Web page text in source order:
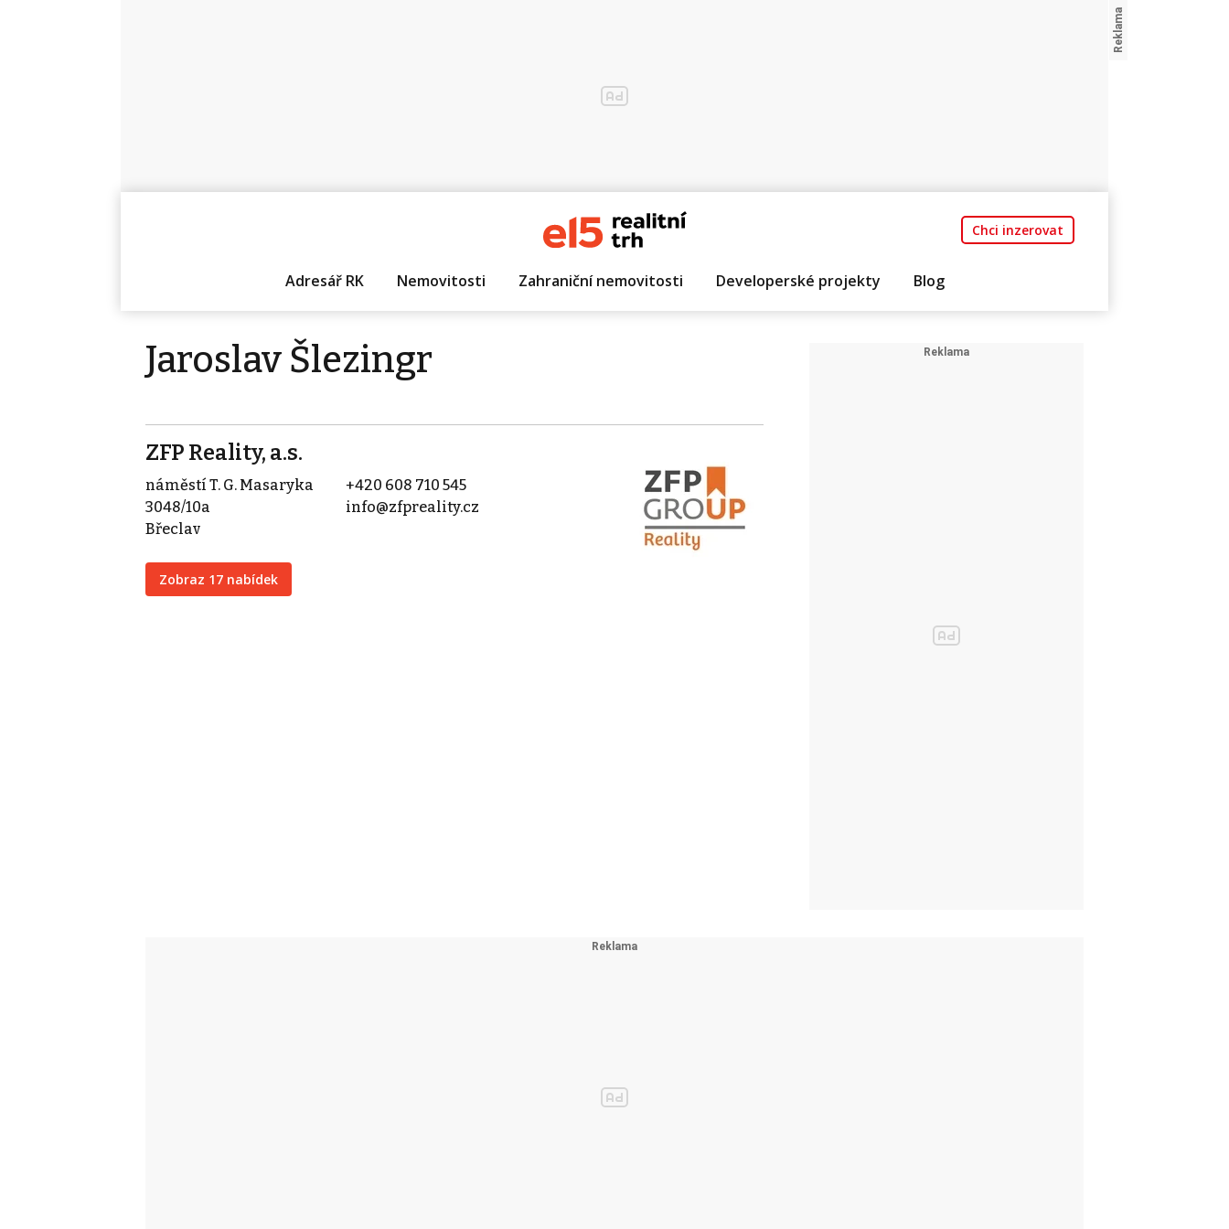
Chci inzerovat
Adresář RK Nemovitosti Zahraniční nemovitosti Developerské projekty Blog
Jaroslav Šlezingr
ZFP Reality, a.s.
náměstí T. G. Masaryka
3048/10a
Břeclav
Zobraz 17 nabídek
+420 608 710 545
info@zfpreality.cz